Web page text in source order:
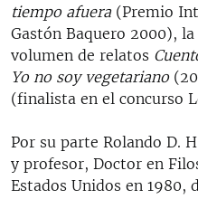
tiempo afuera (Premio
Gastón Baquero 2000),
volumen de relatos
Yo no soy vegetariano
(finalista en el concurso
Por su parte Rolando D.
y profesor, Doctor en
Estados Unidos en 1980,